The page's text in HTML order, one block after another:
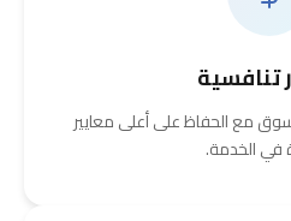
تنافسية
مع الحفاظ على أعلى معايير
في الخدمة.